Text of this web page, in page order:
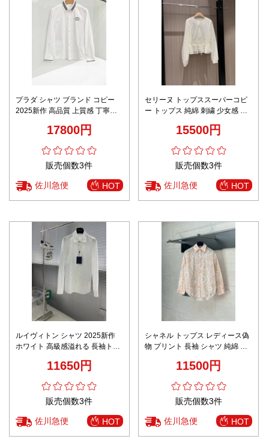
プラダ シャツ ブランド コピー
2025新作 高品質 上質感 丁寧な
ル 安心サイト17800円
販売個数3件
佐川急便 HOT
セリーヌ トップススーパーコピ
ー トップス 純綿 刺繍 少女感 透
15500円
販売個数3件
佐川急便 HOT
ルイヴィトン シャツ 2025新作
ホワイト 高級感溢れる 長袖トッ
11650円
販売個数3件
佐川急便 HOT
シャネル トップス レディース偽
物 プリント 長袖 シャツ 純綿 ハ
11500円
販売個数3件
佐川急便 HOT